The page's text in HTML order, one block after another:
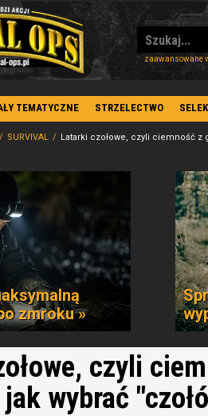
zaawansowane
TEMATYCZNE STRZELECTWO
SURVIVAL Latarki czołowe, czyli ciemność z
zmroku »
czyli
wybrać